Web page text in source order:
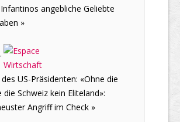
angebliche Geliebte
»
US-Präsidenten: «Ohne die
die Schweiz kein Eliteland»:
Angriff im Check »